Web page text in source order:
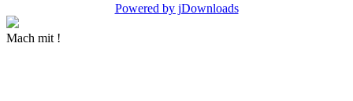
Powered by jDownloads
Mach mit !